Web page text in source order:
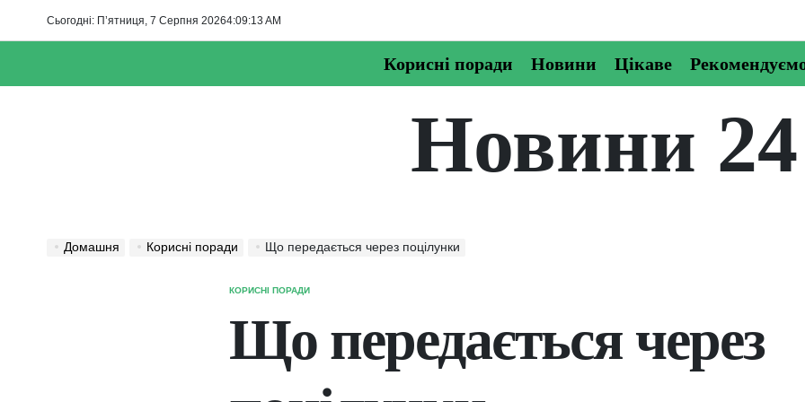
Сьогодні: П’ятниця, 7 Серпня 20264:09:14 AM
Корисні поради Новини Цікаве
Новини 24
Домашня Корисні поради Що передається через поцілунки
ОПУБЛІКУВАТИ
КОРИСНІ ПОРАДИ
Що передається через